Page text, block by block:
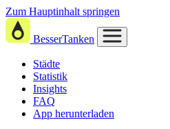
Zum Hauptinhalt springen
BesserTanken
Städte
Statistik
Insights
FAQ
App herunterladen